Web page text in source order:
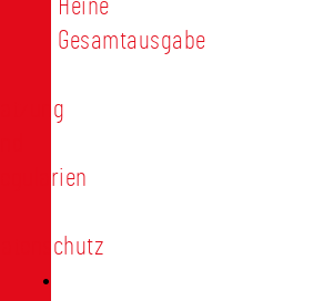
Heine
Gesamtausgabe
Satzung
Regularien
Datenschutz